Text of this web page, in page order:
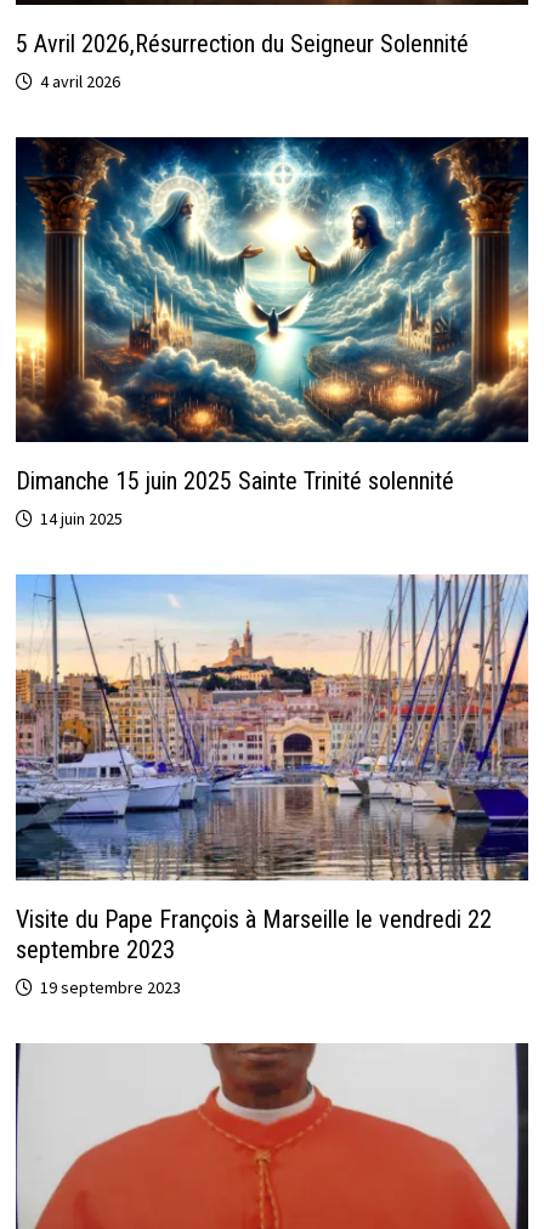
5 Avril 2026,Résurrection du Seigneur Solennité
4 avril 2026
Dimanche 15 juin 2025 Sainte Trinité solennité
14 juin 2025
Visite du Pape François à Marseille le vendredi 22
septembre 2023
19 septembre 2023